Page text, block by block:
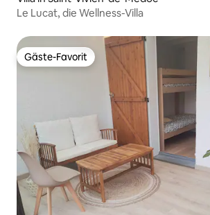
Le Lucat, die Wellness-Villa
Gäste-Favorit
Gäste-Favorit